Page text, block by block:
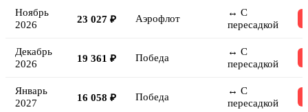
Ноябрь
2026
23 027 ₽ Аэрофлот
↔ С
пересадкой
Декабрь
2026
19 361 ₽ Победа
↔ С
пересадкой
Январь
2027
16 058 ₽ Победа
↔ С
пересадкой